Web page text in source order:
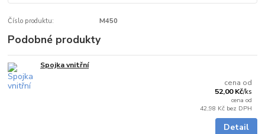
Číslo produktu: M450
Podobné produkty
Spojka vnitřní
cena od
52,00 Kč/ks
cena od
42,98 Kč bez DPH
Detail